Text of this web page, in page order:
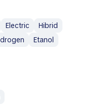
Electric
Hibrid
Etanol